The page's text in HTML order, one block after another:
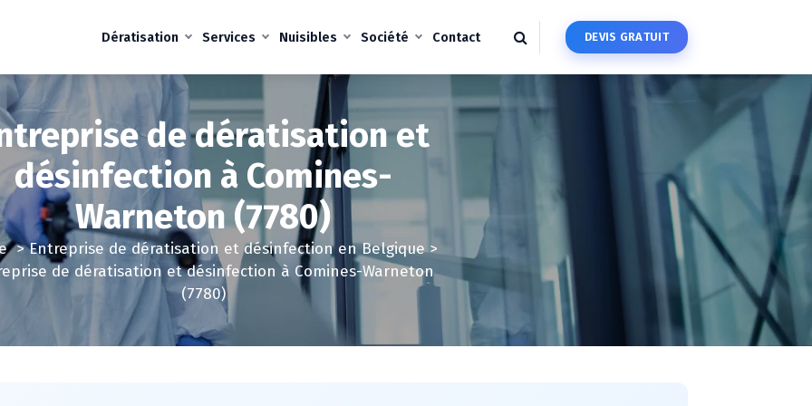
Dératisation Services Nuisibles Société Contact DEVIS GRATUIT
de dératisation et
désinfection à Comines-
Warneton (7780)
>Entreprise de dératisation et désinfection en Belgique>
de dératisation et désinfection à Comines-Warneton
(7780)